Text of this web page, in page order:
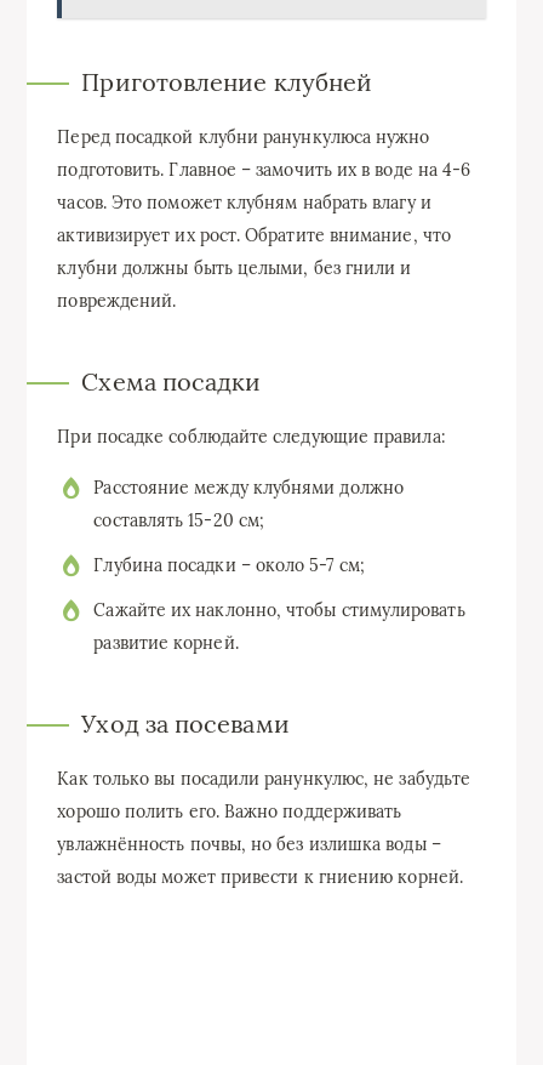
Приготовление клубней
Перед посадкой клубни ранункулюса нужно
подготовить. Главное – замочить их в воде на 4-6
часов. Это поможет клубням набрать влагу и
активизирует их рост. Обратите внимание, что
клубни должны быть целыми, без гнили и
повреждений.
Схема посадки
При посадке соблюдайте следующие правила:
Расстояние между клубнями должно
составлять 15-20 см;
Глубина посадки – около 5-7 см;
Сажайте их наклонно, чтобы стимулировать
развитие корней.
Уход за посевами
Как только вы посадили ранункулюс, не забудьте
хорошо полить его. Важно поддерживать
увлажнённость почвы, но без излишка воды –
застой воды может привести к гниению корней.